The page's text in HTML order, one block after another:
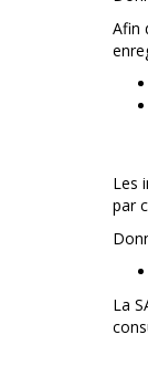
Afin
Les
par
La